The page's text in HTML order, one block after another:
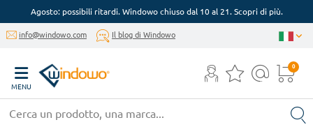
Agosto: possibili ritardi. Windowo chiuso dal 10 al 21. Scopri di più.
info@windowo.com Il blog di Windowo
MENU
0